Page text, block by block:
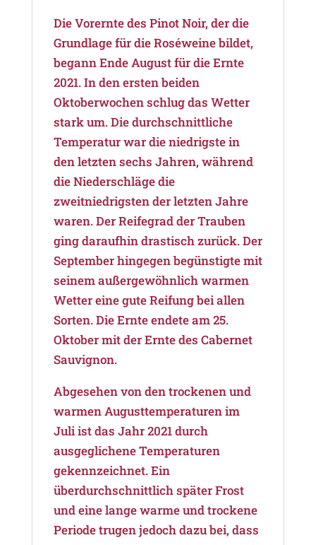
Die Vorernte des Pinot Noir, der die
Grundlage für die Roséweine bildet,
begann Ende August für die Ernte
2021. In den ersten beiden
Oktoberwochen schlug das Wetter
stark um. Die durchschnittliche
Temperatur war die niedrigste in
den letzten sechs Jahren, während
die Niederschläge die
zweitniedrigsten der letzten Jahre
waren. Der Reifegrad der Trauben
ging daraufhin drastisch zurück. Der
September hingegen begünstigte mit
seinem außergewöhnlich warmen
Wetter eine gute Reifung bei allen
Sorten. Die Ernte endete am 25.
Oktober mit der Ernte des Cabernet
Sauvignon.
Abgesehen von den trockenen und
warmen Augusttemperaturen im
Juli ist das Jahr 2021 durch
ausgeglichene Temperaturen
gekennzeichnet. Ein
überdurchschnittlich später Frost
und eine lange warme und trockene
Periode trugen jedoch dazu bei, dass